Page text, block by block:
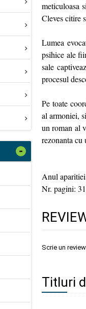
-
meticuloasa
Cleves citire
Lumea
psihice ale
sale
procesul
Pe toate
al armoniei,
un roman al
rezonanta
Anul
Nr. pagini:
Scrie un
Titluri